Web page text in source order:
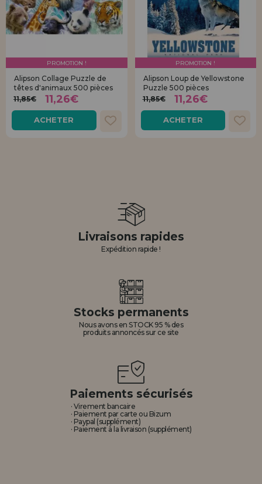
PROMOTION !
Alipson Collage Puzzle de
têtes d'animaux 500 pièces
11,85€
11,26€
ACHETER
PROMOTION !
Alipson Loup de Yellowstone
Puzzle 500 pièces
11,85€
11,26€
ACHETER
Livraisons rapides
Expédition rapide !
Stocks permanents
Nous avons en STOCK 95 % des
produits annoncés sur ce site
Paiements sécurisés
· Virement bancaire
· Paiement par carte ou Bizum
· Paypal (supplément)
· Paiement à la livraison (supplément)